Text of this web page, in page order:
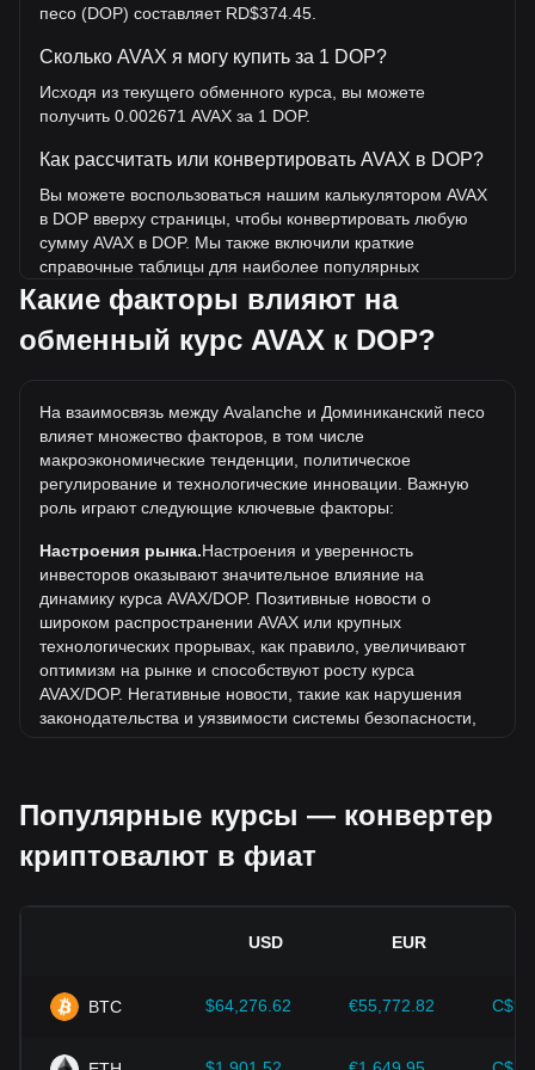
песо (DOP) составляет RD$374.45.
Сколько AVAX я могу купить за 1 DOP?
Исходя из текущего обменного курса, вы можете
получить 0.002671 AVAX за 1 DOP.
Как рассчитать или конвертировать AVAX в DOP?
Вы можете воспользоваться нашим калькулятором AVAX
в DOP вверху страницы, чтобы конвертировать любую
сумму AVAX в DOP. Мы также включили краткие
справочные таблицы для наиболее популярных
конвертаций. Например, 5 DOP эквивалентны 0.01335
AVAX, а 5 AVAX будут стоить около 1,872.23DOP.
Какова самая высокая цена AVAX/DOP в истории?
составляет RD$8,536.13. Еще неизвестно, превысит ли
стоимость 1 AVAX в DOP текущий исторический
максимум.
Какова динамика цен в DOP?
За последние 7 дней обменный курс Avalanche (AVAX)
Avalanche (AVAX) снизился на 0.43% по отношению к
следующей валюте: Доминиканский песо (DOP).
Какие факторы влияют на
обменный курс AVAX к DOP?
На взаимосвязь между Avalanche и Доминиканский песо
влияет множество факторов, в том числе
макроэкономические тенденции, политическое
регулирование и технологические инновации. Важную
роль играют следующие ключевые факторы:
Настроения рынка.Настроения и уверенность
инвесторов оказывают значительное влияние на
динамику курса AVAX/DOP. Позитивные новости о
широком распространении AVAX или крупных
технологических прорывах, как правило, увеличивают
оптимизм на рынке и способствуют росту курса
AVAX/DOP. Негативные новости, такие как нарушения
законодательства и уязвимости системы безопасности,
Нормативно-правовая база. Государственная политика
и нормативные акты, регулирующие криптовалюты,
оказывают непосредственное влияние на их принятие.
доверие инвесторов к криптовалютам и способствовать
строгая политика регуляторов может помешать развитию
криптовалют и привести к падению их стоимости.
Популярные курсы — конвертер
криптовалют в фиат
USD EUR
BTC $64,276.62 €55,772.82